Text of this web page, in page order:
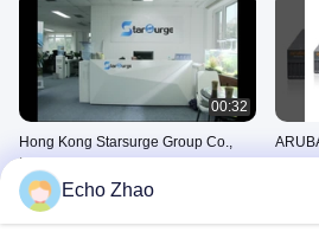
00:32
Hong Kong Starsurge Group Co.,
Limited
September 25, 2025
Echo Zhao